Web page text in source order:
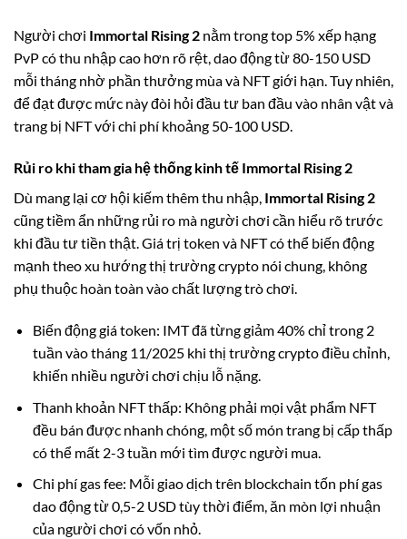
Người chơi Immortal Rising 2 nằm trong top 5% xếp hạng
PvP có thu nhập cao hơn rõ rệt, dao động từ 80-150 USD
mỗi tháng nhờ phần thưởng mùa và NFT giới hạn. Tuy nhiên,
để đạt được mức này đòi hỏi đầu tư ban đầu vào nhân vật và
trang bị NFT với chi phí khoảng 50-100 USD.
Rủi ro khi tham gia hệ thống kinh tế Immortal Rising 2
Dù mang lại cơ hội kiếm thêm thu nhập, Immortal Rising 2
cũng tiềm ẩn những rủi ro mà người chơi cần hiểu rõ trước
khi đầu tư tiền thật. Giá trị token và NFT có thể biến động
mạnh theo xu hướng thị trường crypto nói chung, không
phụ thuộc hoàn toàn vào chất lượng trò chơi.
Biến động giá token: IMT đã từng giảm 40% chỉ trong 2
tuần vào tháng 11/2025 khi thị trường crypto điều chỉnh,
khiến nhiều người chơi chịu lỗ nặng.
Thanh khoản NFT thấp: Không phải mọi vật phẩm NFT
đều bán được nhanh chóng, một số món trang bị cấp thấp
có thể mất 2-3 tuần mới tìm được người mua.
Chi phí gas fee: Mỗi giao dịch trên blockchain tốn phí gas
dao động từ 0,5-2 USD tùy thời điểm, ăn mòn lợi nhuận
của người chơi có vốn nhỏ.